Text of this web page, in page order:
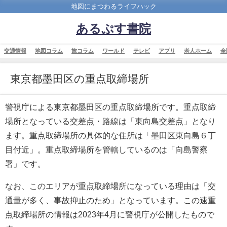
地図にまつわるライフハック
あるぷす書院
交通情報 地図コラム 旅コラム ワールド テレビ アプリ 老人ホーム 全
東京都墨田区の重点取締場所
警視庁による東京都墨田区の重点取締場所です。重点取締
場所となっている交差点・路線は「東向島交差点」となり
ます。重点取締場所の具体的な住所は「墨田区東向島６丁
目付近」。重点取締場所を管轄しているのは「向島警察
署」です。
なお、このエリアが重点取締場所になっている理由は「交
通量が多く、事故抑止のため」となっています。この速重
点取締場所の情報は2023年4月に警視庁が公開したもので